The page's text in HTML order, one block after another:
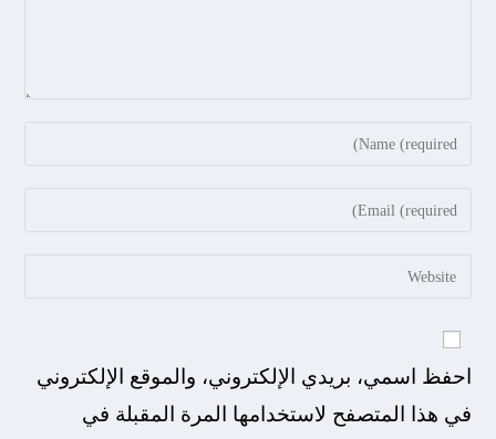
احفظ اسمي، بريدي الإلكتروني، والموقع الإلكتروني
في هذا المتصفح لاستخدامها المرة المقبلة في